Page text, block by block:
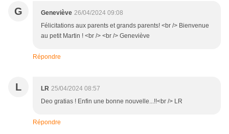
G Geneviève 26/04/2024 09:08
Félicitations aux parents et grands parents! <br /> Bienvenue
au petit Martin ! <br /> <br /> Geneviève
Répondre
L LR 25/04/2024 08:57
Deo gratias ! Enfin une bonne nouvelle...!!<br /> LR
Répondre